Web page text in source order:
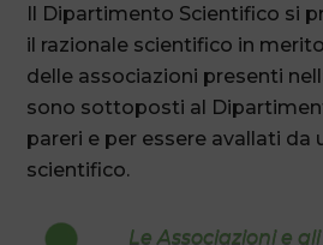
Il Dipartimento Scientifico si
il razionale scientifico in
delle associazioni presenti
sono sottoposti al
pareri e per essere avallati da
scientifico.
Le Associazioni e